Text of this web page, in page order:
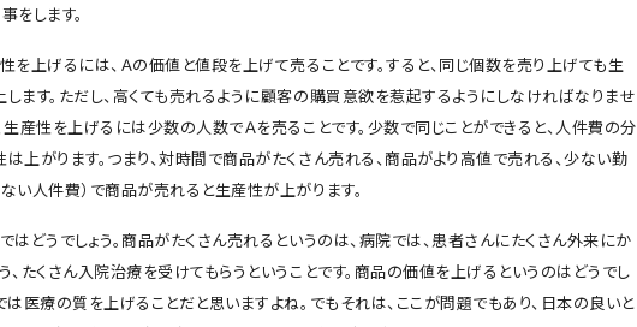
をします。
を上げるには、Ａの価値と値段を上げて売ることです。すると、同じ個数を売り上げても生
ます。ただし、高くても売れるように顧客の購買意欲を惹起するようにしなければなりませ
生産性を上げるには少数の人数でＡを売ることです。少数で同じことができると、人件費の分
上がります。つまり、対時間で商品がたくさん売れる、商品がより高値で売れる、少ない勤
い人件費）で商品が売れると生産性が上がります。
はどうでしょう。商品がたくさん売れるというのは、病院では、患者さんにたくさん外来にか
、たくさん入院治療を受けてもらうということです。商品の価値を上げるというのはどうでし
は医療の質を上げることだと思いますよね。でもそれは、ここが問題でもあり、日本の良いと